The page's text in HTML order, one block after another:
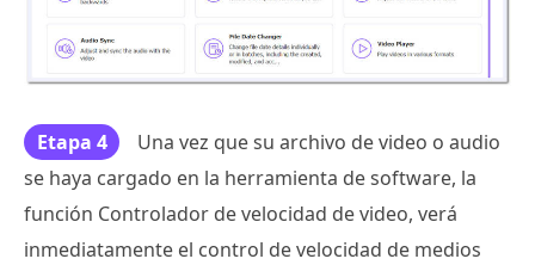
Etapa 4
Una vez que su archivo de video o audio
se haya cargado en la herramienta de software, la
función Controlador de velocidad de video, verá
inmediatamente el control de velocidad de medios